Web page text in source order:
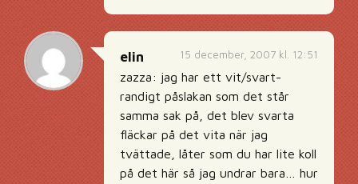
15 december, 2007 kl. 12:51
elin
zazza: jag har ett vit/svart-
randigt påslakan som det står
samma sak på, det blev svarta
fläckar på det vita när jag
tvättade, låter som du har lite koll
på det här så jag undrar bara… hur